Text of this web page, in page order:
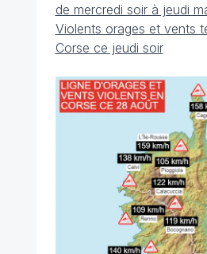
de mercredi soir à jeudi
Violents orages et vents
Corse ce jeudi soir